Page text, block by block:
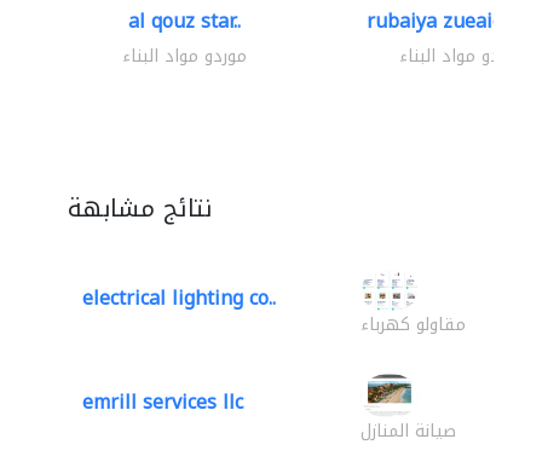
al qouz star..
موردو مواد البناء
rubaiya zueaid
موردو مواد البناء
نتائج مشابهة
electrical lighting co..
مقاولو كهرباء
emrill services llc
صيانة المنازل